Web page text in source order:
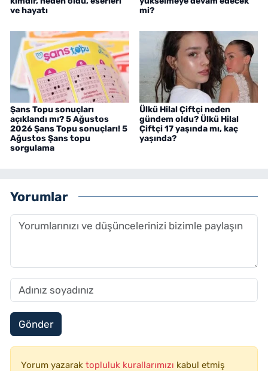
ve hayatı
mi?
Şans Topu sonuçları
açıklandı mı? 5 Ağustos
2026 Şans Topu sonuçları! 5
Ağustos Şans topu
sorgulama
Ülkü Hilal Çiftçi neden
gündem oldu? Ülkü Hilal
Çiftçi 17 yaşında mı, kaç
yaşında?
Yorumlar
Gönder
Yorum yazarak topluluk kurallarımızı kabul etmiş